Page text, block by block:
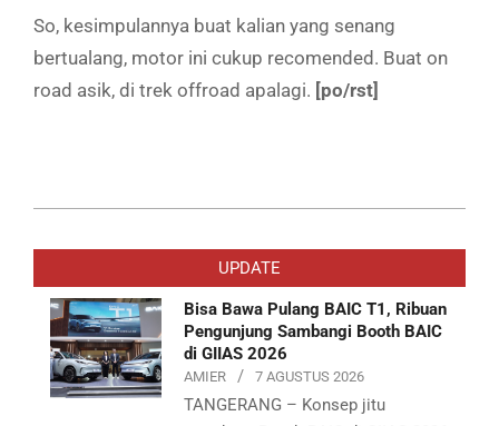
So, kesimpulannya buat kalian yang senang
bertualang, motor ini cukup recomended. Buat on
road asik, di trek offroad apalagi. [po/rst]
07-
UPDATE
Bisa Bawa Pulang BAIC T1, Ribuan
Pengunjung Sambangi Booth BAIC
di GIIAS 2026
AMIER 7 AGUSTUS 2026
TANGERANG – Konsep jitu